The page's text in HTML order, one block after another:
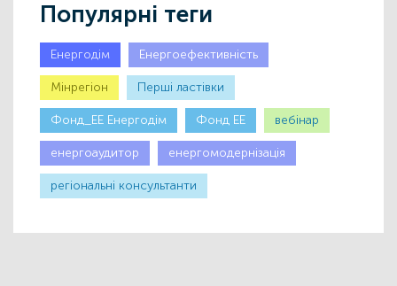
Популярні теги
Енергодім Енергоефективність
Мінрегіон Першi ластiвки
Фонд_ЕЕ Енергодім Фонд ЕЕ вебінар
енергоаудитор енергомодернізація
регіональні консультанти